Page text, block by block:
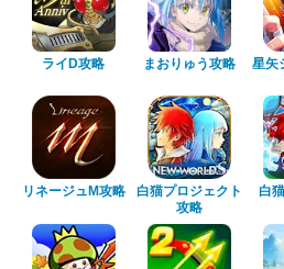
ライD攻略 まおりゅう攻略
星矢
リネージュM攻略
白猫プロジェクト
攻略
白